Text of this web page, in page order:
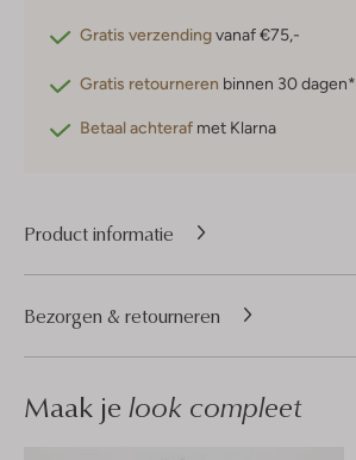
Gratis verzendingvanaf €75,-
Gratis retourneren binnen 30 dagen*
Betaal achteraf met Klarna
Product informatie
Bezorgen & retourneren
Maak je look compleet